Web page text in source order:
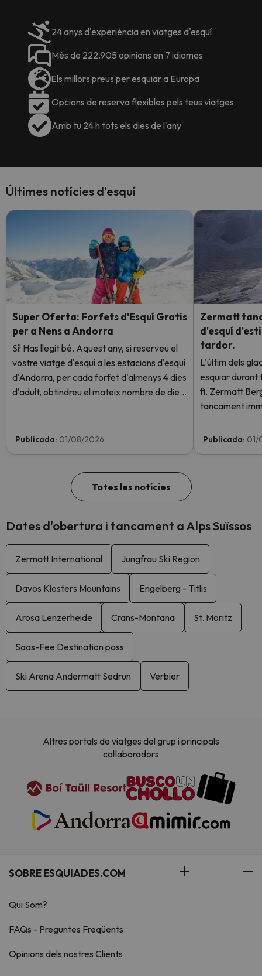
24 anys d'experiència en viatges d'esquí
Més de 222.905 opinions en 7 idiomes
Els millors preus per esquiar a Europa
Opcions de reserva flexibles pels teus viatges
Amb tu 24 h tots els dies de l'any
Últimes notícies d'esquí
Super Oferta: Forfets d'Esquí Gratis
per a Nens a Andorra
Sí! Has llegit bé. Aquest any, si reserveu el
vostre viatge d'esquí a les estacions d'esquí
d'Andorra, per cada forfet d'almenys 4 dies
d'adult, obtindreu el mateix nombre de dies
Publicada: 01/08/2026
Zermatt
d'esquí
tardor.
L'últim dels
esquiar durant
fi. Zermatt
tancament
altes
Publicada: 01/
Totes les notícies
Dates d'obertura i tancament a Alps Suïssos
Zermatt International Jungfrau Ski Region
Davos Klosters Mountains Engelberg - Titlis
Arosa Lenzerheide Crans-Montana St. Moritz
Saas-Fee Destination pass
Ski Arena Andermatt Sedrun Verbier
Altres portals de viatges del grup i principals
col·laboradors
SOBRE ESQUIADES.COM
Qui Som?
FAQs - Preguntes Freqüents
Opinions dels nostres Clients